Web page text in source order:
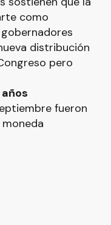
como
distribución
pero
fueron
moneda